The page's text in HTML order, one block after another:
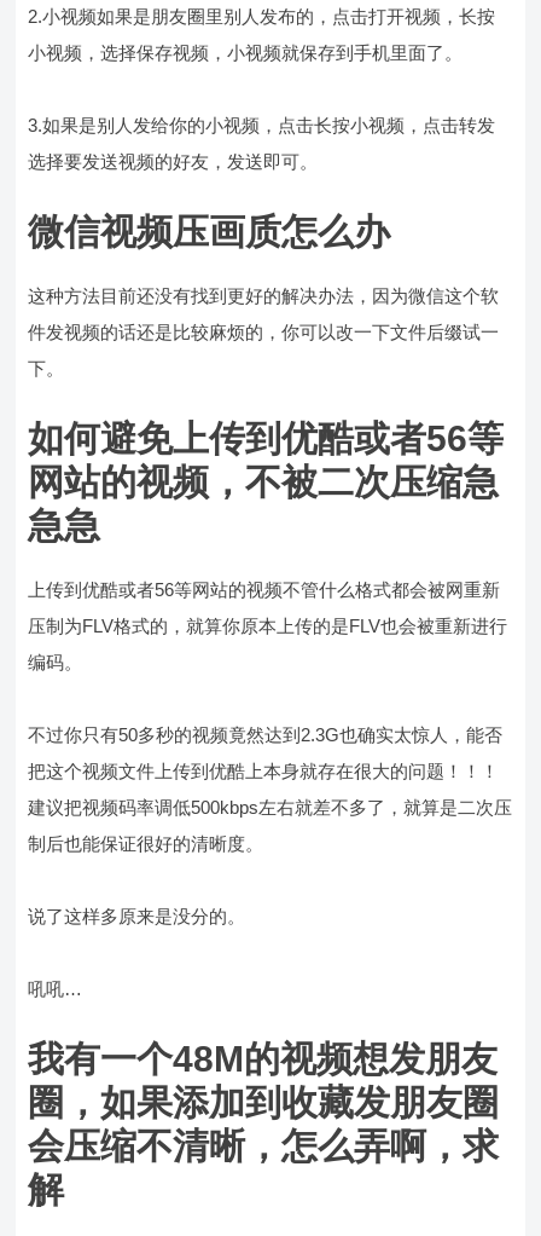
2.小视频如果是朋友圈里别人发布的，点击打开视频，长按
小视频，选择保存视频，小视频就保存到手机里面了。
3.如果是别人发给你的小视频，点击长按小视频，点击转发
选择要发送视频的好友，发送即可。
微信视频压画质怎么办
这种方法目前还没有找到更好的解决办法，因为微信这个软
件发视频的话还是比较麻烦的，你可以改一下文件后缀试一
下。
如何避免上传到优酷或者56等
网站的视频，不被二次压缩急
急急
上传到优酷或者56等网站的视频不管什么格式都会被网重新
压制为FLV格式的，就算你原本上传的是FLV也会被重新进行
编码。
不过你只有50多秒的视频竟然达到2.3G也确实太惊人，能否
把这个视频文件上传到优酷上本身就存在很大的问题！！！
建议把视频码率调低500kbps左右就差不多了，就算是二次压
制后也能保证很好的清晰度。
说了这样多原来是没分的。
吼吼…
我有一个48M的视频想发朋友
圈，如果添加到收藏发朋友圈
会压缩不清晰，怎么弄啊，求
解